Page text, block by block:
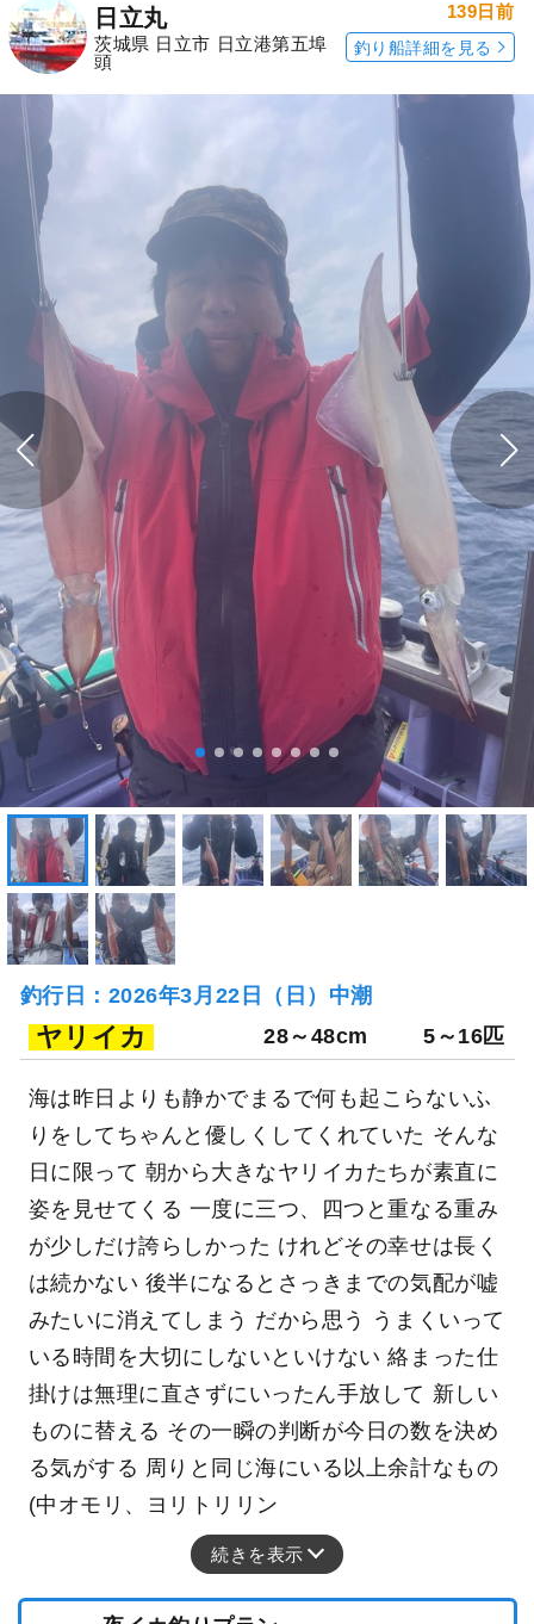
日立丸
茨城県 日立市 日立港第五埠
頭
139日前
釣り船詳細を見る
釣行日：2026年3月22日（日）中潮
ヤリイカ 28～48cm 5～16匹
海は昨日よりも静かでまるで何も起こらないふ
りをしてちゃんと優しくしてくれていた そんな
日に限って 朝から大きなヤリイカたちが素直に
姿を見せてくる 一度に三つ、四つと重なる重み
が少しだけ誇らしかった けれどその幸せは長く
は続かない 後半になるとさっきまでの気配が嘘
みたいに消えてしまう だから思う うまくいって
いる時間を大切にしないといけない 絡まった仕
掛けは無理に直さずにいったん手放して 新しい
ものに替える その一瞬の判断が今日の数を決め
る気がする 周りと同じ海にいる以上余計なもの
(中オモリ、ヨリトリリン
続きを表示